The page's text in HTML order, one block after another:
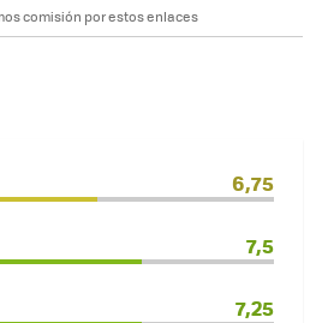
comisión por estos enlaces
6,75
7,5
7,25